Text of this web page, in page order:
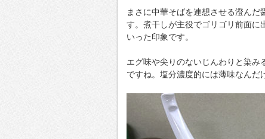
まさに中華そばを連想させる澄ん
す。煮干しが主役でゴリゴリ前面に
いった印象です。
エグ味や尖りのないじんわりと染み
ですね。塩分濃度的には薄味なんだ